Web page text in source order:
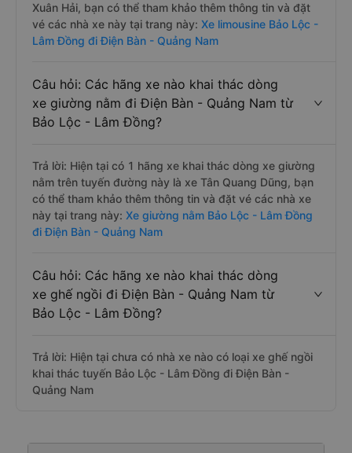
Xuân Hải, bạn có thể tham khảo thêm thông tin và đặt
vé các nhà xe này tại trang này: Xe limousine Bảo Lộc -
Lâm Đồng đi Điện Bàn - Quảng Nam
Câu hỏi: Các hãng xe nào khai thác dòng
xe giường nằm đi Điện Bàn - Quảng Nam từ
Bảo Lộc - Lâm Đồng?
Trả lời: Hiện tại có 1 hãng xe khai thác dòng xe giường
nằm trên tuyến đường này là xe Tân Quang Dũng, bạn
có thể tham khảo thêm thông tin và đặt vé các nhà xe
này tại trang này: Xe giường nằm Bảo Lộc - Lâm Đồng
đi Điện Bàn - Quảng Nam
Câu hỏi: Các hãng xe nào khai thác dòng
xe ghế ngồi đi Điện Bàn - Quảng Nam từ
Bảo Lộc - Lâm Đồng?
Trả lời: Hiện tại chưa có nhà xe nào có loại xe ghế ngồi
khai thác tuyến Bảo Lộc - Lâm Đồng đi Điện Bàn -
Quảng Nam